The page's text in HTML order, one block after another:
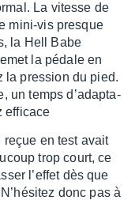
La vitesse de
mini-vis presque
la Hell Babe
la pédale en
la pres­sion du pied.
un temps d’adap­ta­
effi­cace
reçue en test avait
trop court, ce
l’ef­fet dès que
donc pas à